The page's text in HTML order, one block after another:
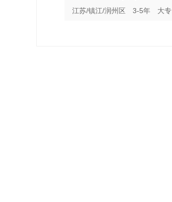
江苏/镇江/润州区
3-5年 大专